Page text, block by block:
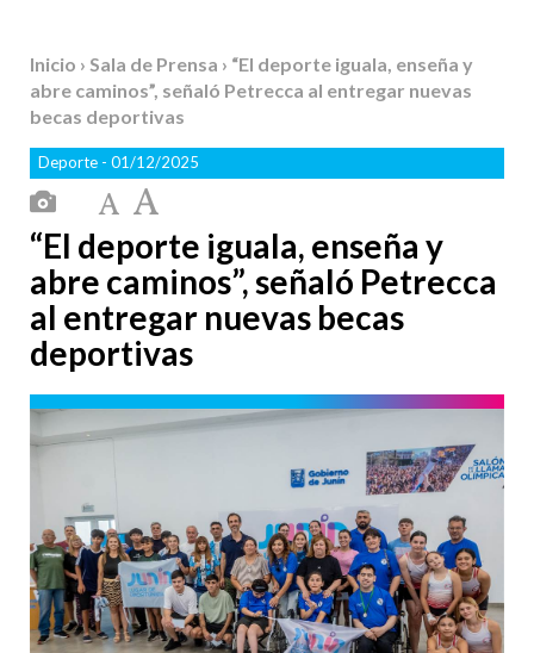
Inicio › Sala de Prensa › “El deporte iguala, enseña y
abre caminos”, señaló Petrecca al entregar nuevas
becas deportivas
Deporte - 01/12/2025
“El deporte iguala, enseña y
abre caminos”, señaló Petrecca
al entregar nuevas becas
deportivas